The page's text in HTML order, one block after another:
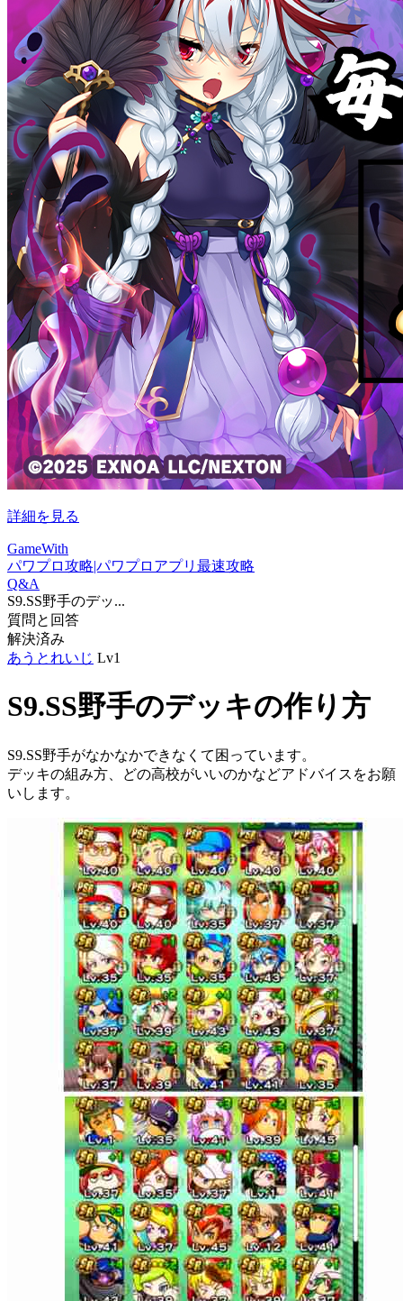
詳細を見る
GameWith
パワプロ攻略|パワプロアプリ最速攻略
Q&A
S9.SS野手のデッ...
質問と回答
解決済み
あうとれいじ Lv1
S9.SS野手のデッキの作り方
S9.SS野手がなかなかできなくて困っています。
デッキの組み方、どの高校がいいのかなどアドバイスをお願
いします。